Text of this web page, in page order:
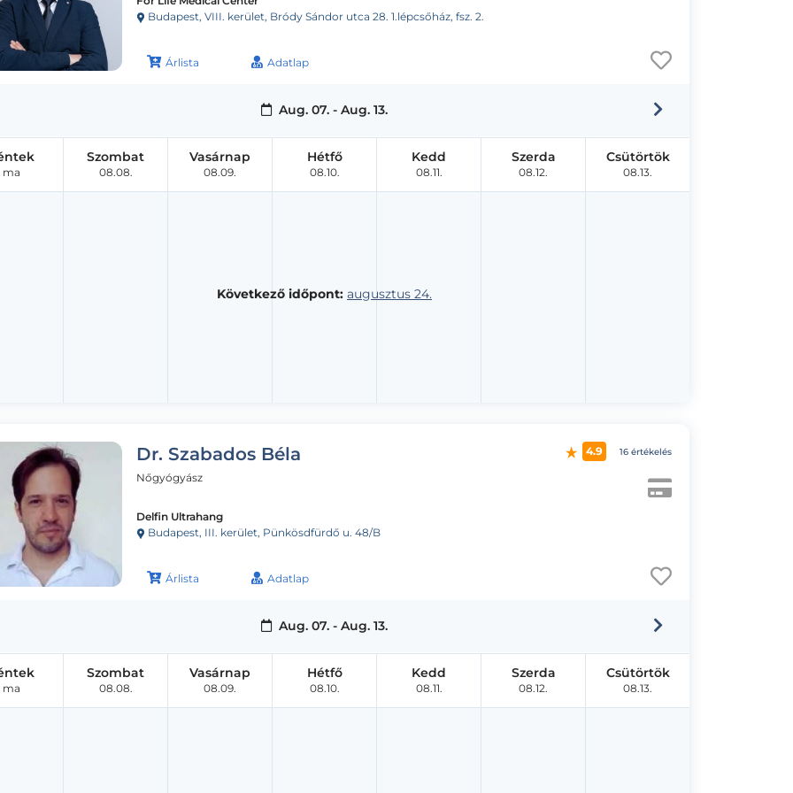
Budapest, VIII. kerület, Bródy Sándor utca 28. 1.lépcsőház, fsz. 2.
Árlista Adatlap
Aug. 07. - Aug. 13.
Következő időpont: augusztus 24.
ma
Szombat
08.08.
Vasárnap
08.09.
Hétfő
08.10.
Kedd
08.11.
Szerda
08.12.
Csütörtök
08.13.
Dr. Szabados Béla
Nőgyógyász
Delfin Ultrahang
Budapest, III. kerület, Pünkösdfürdő u. 48/B
Árlista Adatlap
4.9 16 értékelés
Aug. 07. - Aug. 13.
ma
Szombat
08.08.
Vasárnap
08.09.
Hétfő
08.10.
Kedd
08.11.
Szerda
08.12.
Csütörtök
08.13.